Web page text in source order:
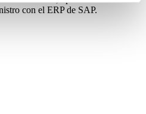
con el ERP de SAP.